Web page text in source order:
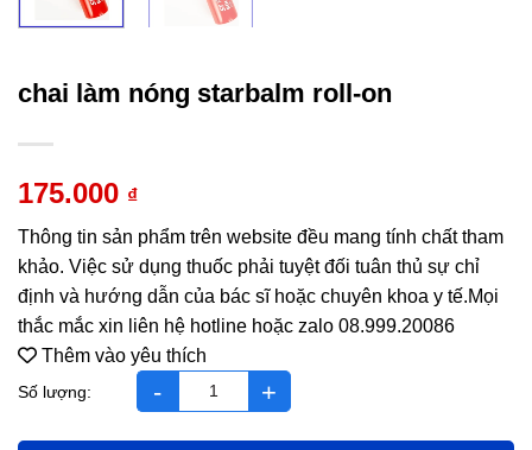
chai làm nóng starbalm roll-on
175.000 ₫
chai làm nóng starbalm roll-on số lượng
Thông tin sản phẩm trên website đều mang tính chất tham
khảo. Việc sử dụng thuốc phải tuyệt đối tuân thủ sự chỉ
định và hướng dẫn của bác sĩ hoặc chuyên khoa y tế.Mọi
thắc mắc xin liên hệ hotline hoặc zalo 08.999.20086
Thêm vào yêu thích